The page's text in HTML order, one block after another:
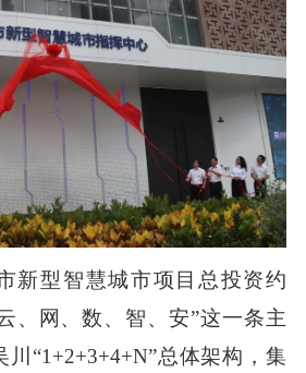
型智慧城市项目总投资约
、网、数、智、安”这一条主
“1+2+3+4+N”总体架构，集